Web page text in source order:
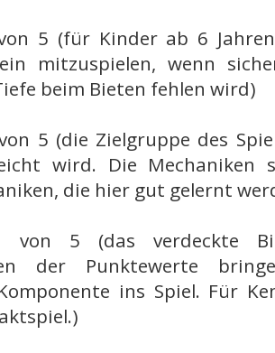
5 (für Kinder ab 6
mitzuspielen, wenn
beim Bieten fehlen wird)
5 (die Zielgruppe des
wird. Die Mechaniken
die hier gut gelernt
von 5 (das verdeckte
der Punktewerte
ins Spiel. Für